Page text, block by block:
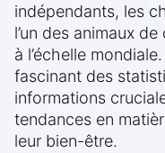
indépendants, les
l’un des animaux
à l’échelle
fascinant des
informations
tendances en
leur bien-être.